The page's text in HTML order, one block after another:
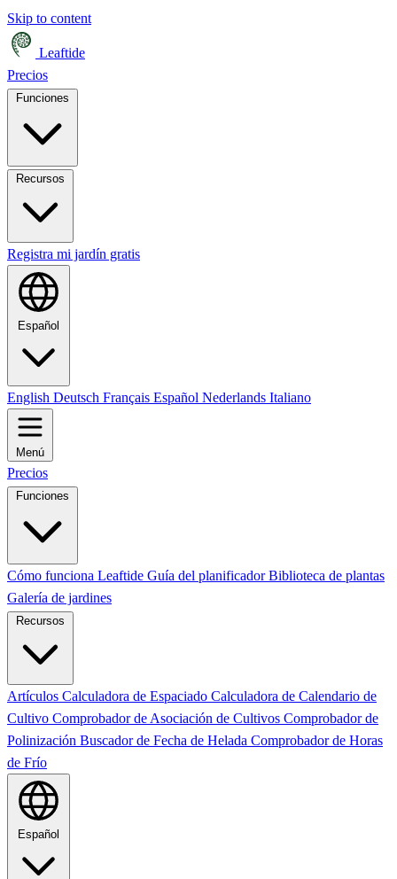
Skip to content
Leaftide
Precios
Registra mi jardín gratis
Español
English Deutsch Français Español Nederlands Italiano
Menú
Precios
Funciones
Cómo funciona Leaftide Guía del planificadorBiblioteca de plantas
Galería de jardines
Recursos
Artículos Calculadora de Espaciado Calculadora de Calendario de
Cultivo Comprobador de Asociación de Cultivos Comprobador de
Polinización Buscador de Fecha de Helada Comprobador de Horas
de Frío
Español